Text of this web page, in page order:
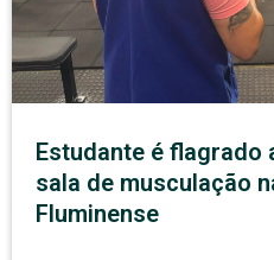
Estudante é flagrado
sala de musculação
Fluminense